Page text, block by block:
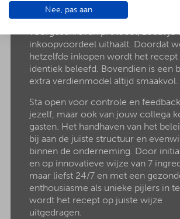
competenties en affiniteit met de
Plaats jouw assortiment inkoop
voorgeschreven protocol, zodat je
inkoopvoordeel uithaalt. Doordat
hetzelfde inkopen wordt het recept
identiek beleefd. Bovendien is een
extra verdienmodel altijd smaakvol.
Sta open voor controle en
jezelf, maar ook van jouw collega
gasten. Het handhaven van het
bij aan de juiste structuur en
binnen de onderneming. Door
en op innovatieve wijze van 7
maar liefst 24/7 en met een
enthousiasme als unieke pijlers in
wordt het recept op juiste wijze
uitgedragen.
Nee, pas aan